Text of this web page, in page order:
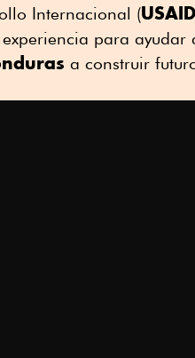
Internacional (USAID
para ayudar
a construir